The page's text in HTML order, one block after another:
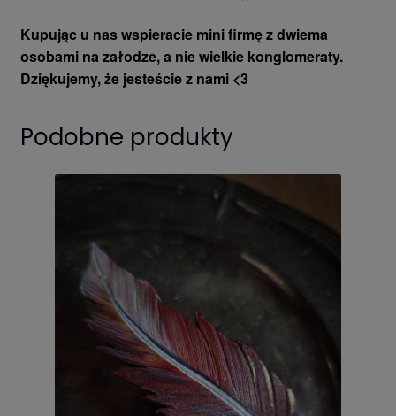
Kupując u nas wspieracie mini firmę z dwiema
osobami na załodze, a nie wielkie konglomeraty.
Dziękujemy, że jesteście z nami <3
Podobne produkty